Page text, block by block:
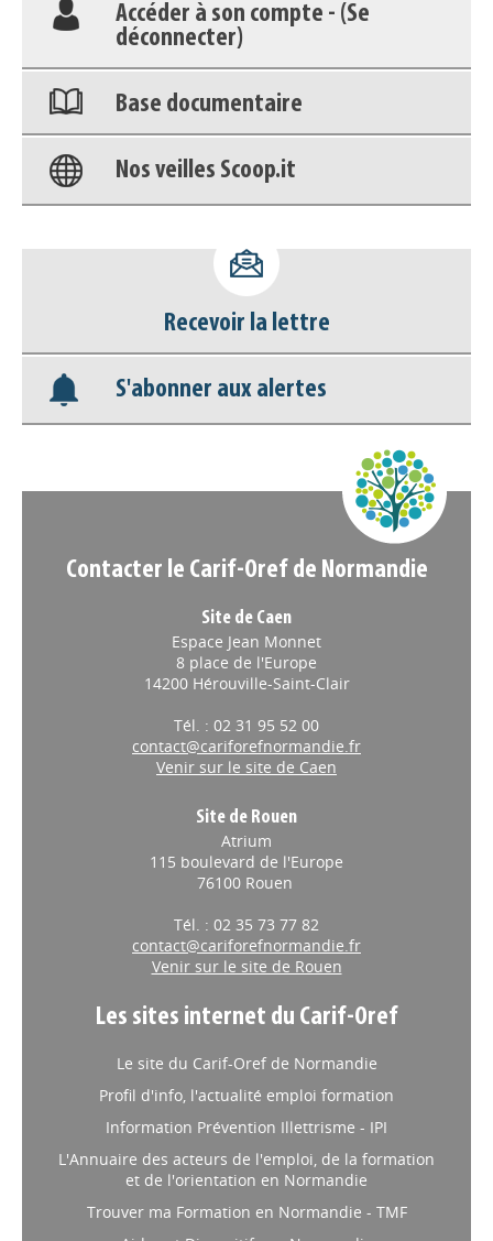
Accéder à son compte - (Se
déconnecter)
Base documentaire
Nos veilles Scoop.it
Recevoir la lettre
S'abonner aux alertes
Contacter le Carif-Oref de Normandie
Site de Caen
Espace Jean Monnet
8 place de l'Europe
14200 Hérouville-Saint-Clair
Tél. : 02 31 95 52 00
contact@cariforefnormandie.fr
Venir sur le site de Caen
Site de Rouen
Atrium
115 boulevard de l'Europe
76100 Rouen
Tél. : 02 35 73 77 82
contact@cariforefnormandie.fr
Venir sur le site de Rouen
Les sites internet du Carif-Oref
Le site du Carif-Oref de Normandie
Profil d'info, l'actualité emploi formation
Information Prévention Illettrisme - IPI
L'Annuaire des acteurs de l'emploi, de la formation
et de l'orientation en Normandie
Trouver ma Formation en Normandie - TMF